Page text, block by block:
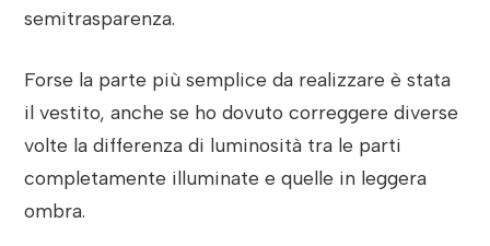
semitrasparenza.
Forse la parte più semplice da realizzare è stata
il vestito, anche se ho dovuto correggere diverse
volte la differenza di luminosità tra le parti
completamente illuminate e quelle in leggera
ombra.